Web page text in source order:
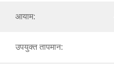
आयाम:
उपयुक्त तापमान: